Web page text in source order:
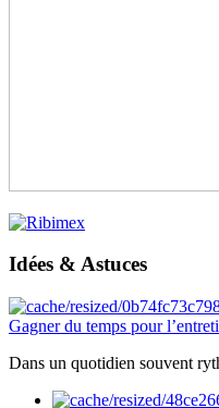
Idées & Astuces
Gagner du temps pour
Dans un quotidien souvent